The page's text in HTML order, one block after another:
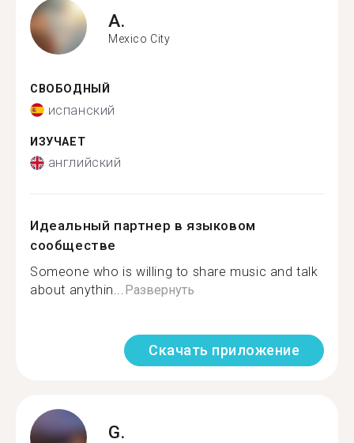
A.
Mexico City
СВОБОДНЫЙ
испанский
ИЗУЧАЕТ
английский
Идеальный партнер в языковом
сообществе
Someone who is willing to share music and talk
about anythin...Развернуть
Скачать приложение
G.